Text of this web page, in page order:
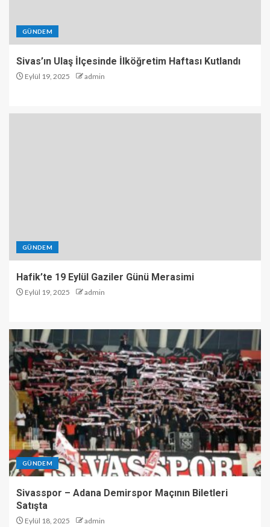
GÜNDEM
Sivas’ın Ulaş İlçesinde İlköğretim Haftası Kutlandı
Eylül 19, 2025 admin
GÜNDEM
Hafik’te 19 Eylül Gaziler Günü Merasimi
Eylül 19, 2025 admin
GÜNDEM
Sivasspor – Adana Demirspor Maçının Biletleri
Satışta
Eylül 18, 2025 admin